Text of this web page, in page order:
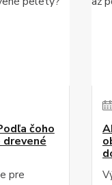
čoho
pre